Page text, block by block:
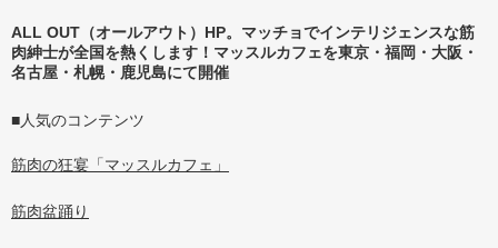
ALL OUT（オールアウト）HP。マッチョでインテリジェンスな筋
肉紳士が全国を熱くします！マッスルカフェを東京・福岡・大阪・
名古屋・札幌・鹿児島にて開催
■人気のコンテンツ
筋肉の狂宴「マッスルカフェ」
筋肉盆踊り